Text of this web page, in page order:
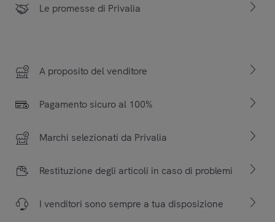
Le promesse di Privalia
A proposito del venditore
Pagamento sicuro al 100%
Marchi selezionati da Privalia
Restituzione degli articoli in caso di problemi
I venditori sono sempre a tua disposizione